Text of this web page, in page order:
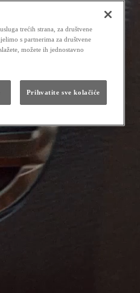
trećih strana, za društvene
s partnerima za društvene
možete ih jednostavno
Prihvatite sve kolačiće